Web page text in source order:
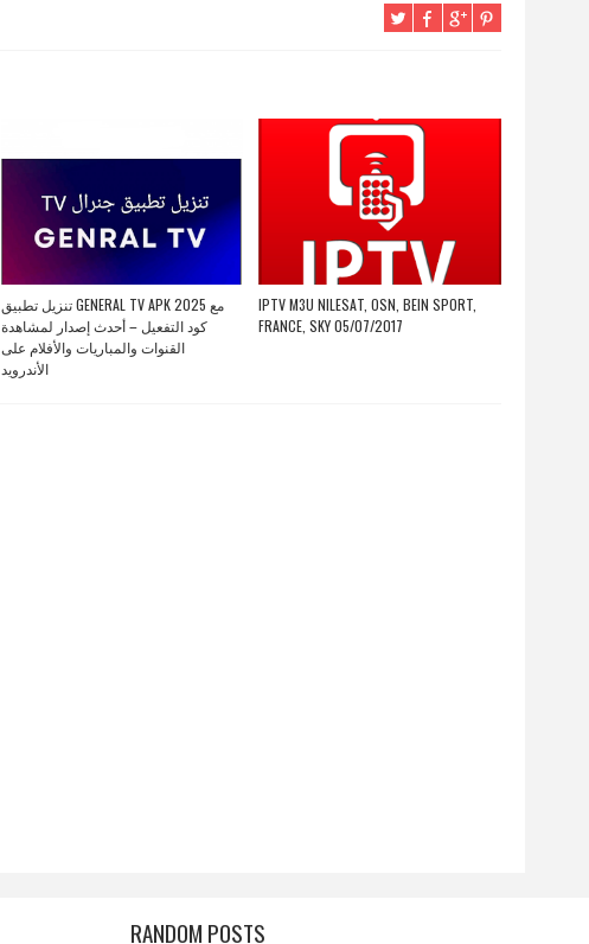
تنزيل تطبيق GENERAL TV APK 2025 مع
كود التفعيل – أحدث إصدار لمشاهدة
القنوات والمباريات والأفلام على
الأندرويد
IPTV M3U NILESAT, OSN, BEIN SPORT,
FRANCE, SKY 05/07/2017
RANDOM POSTS